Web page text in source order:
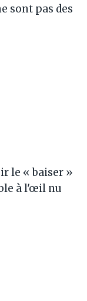
sont pas des
le « baiser »
à l'œil nu